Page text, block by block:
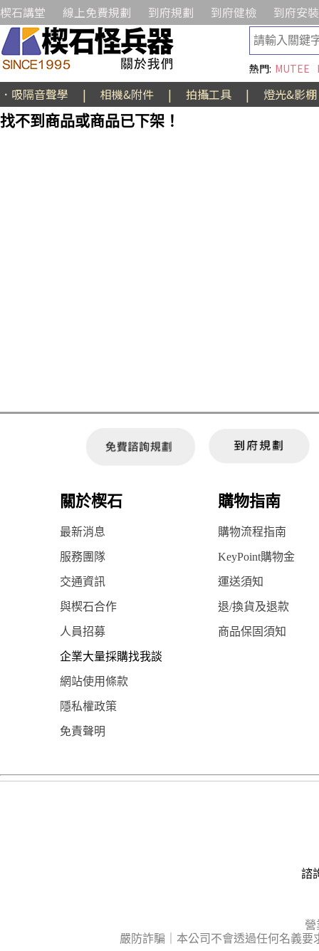
楔石講堂 線上免費規劃 到府規劃 到府健檢 到府安裝
熱門: MUTEE
．吸隔音聲學 | 相機&附件 | 拍攝工具 |
燈光&影棚
找不到商品或商品已下架！
關於楔石 購物指南
最新消息 購物流程指南
服務團隊 KeyPoint購物金
交通資訊 運送須知
與楔石合作 退/換貨及退款
人員招募 商品保固須知
企業大量採購找我談
網站使用條款
隱私權政策
免責聲明
諮
營
嚴防詐騙｜本公司不會透過任何名義